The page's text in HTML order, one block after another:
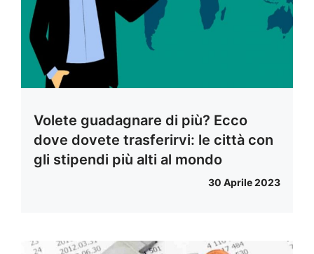
Volete guadagnare di più? Ecco
dove dovete trasferirvi: le città con
gli stipendi più alti al mondo
30 Aprile 2023